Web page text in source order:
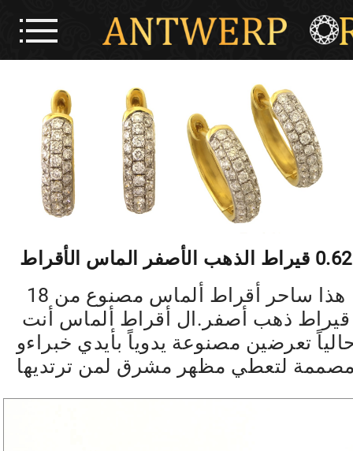
0.62 قيراط الذهب الأصفر الماس الأقراط
هذا ساحر أقراط ألماس مصنوع من 18
قيراط ذهب أصفر.ال أقراط ألماس أنت
تعرضين مصنوعة يدوياً بأيدي خبراءو
لتعطي مظهر مشرق لمن ترتديها